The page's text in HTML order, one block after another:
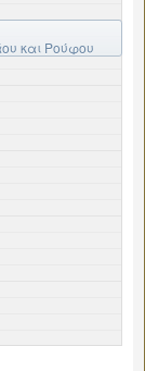
και Ρούφου